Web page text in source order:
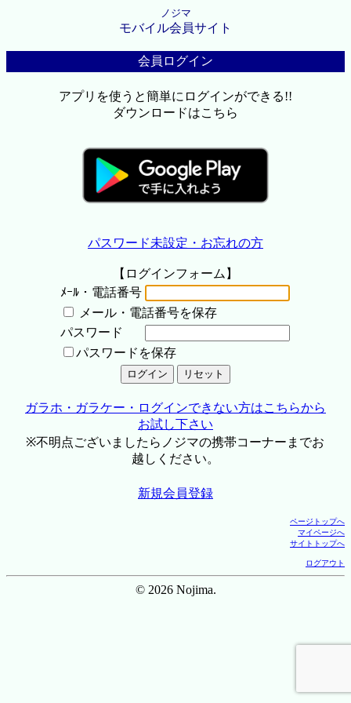
ノジマ
モバイル会員サイト
会員ログイン
アプリを使うと簡単にログインができる!!
ダウンロードはこちら
パスワード未設定・お忘れの方
【ログインフォーム】
ﾒｰﾙ・電話番号
メール・電話番号を保存
パスワード
パスワードを保存
ガラホ・ガラケー・ログインできない方はこちらから
お試し下さい
※不明点ございましたらノジマの携帯コーナーまでお
越しください。
新規会員登録
ページトップへ
マイページへ
サイトトップへ
ログアウト
© 2026 Nojima.